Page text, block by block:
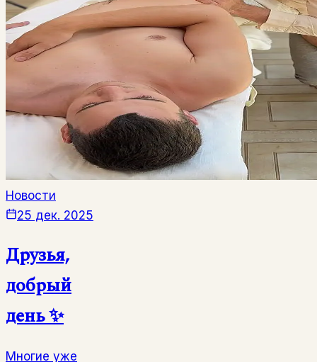
Новости
25 дек. 2025
Друзья,
добрый
день ✨
Многие уже